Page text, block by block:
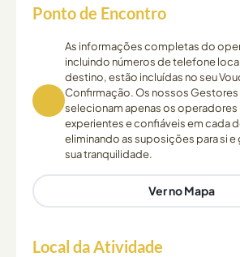
Ponto de Encontro
As informações completas do
incluindo números de telefone
destino, estão incluídas no seu
Confirmação. Os nossos
selecionam apenas os operadores
experientes e confiáveis em cada
eliminando as suposições para si e
sua tranquilidade.
Ver no Mapa
Local da Atividade